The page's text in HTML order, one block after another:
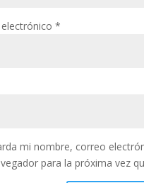
*
mi nombre, correo
para la próxima vez